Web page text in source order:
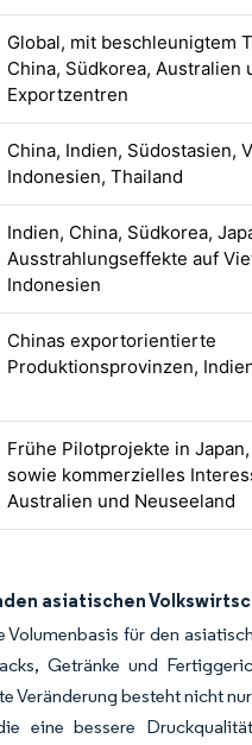
Global, mit beschleunigtem
China, Südkorea, Australien
Exportzentren
China, Indien, Südostasien,
Indonesien, Thailand
Indien, China, Südkorea,
Ausstrahlungseffekte auf
Indonesien
Chinas exportorientierte
Produktionsprovinzen,
Frühe Pilotprojekte in
sowie kommerzielles
Australien und Neuseeland
asiatischen
für den
Getränke und
besteht nicht
eine bessere